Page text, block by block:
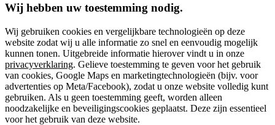
Wij hebben uw toestemming nodig.
Wij gebruiken cookies en vergelijkbare technologieën op deze
website zodat wij u alle informatie zo snel en eenvoudig mogelijk
kunnen tonen. Uitgebreide informatie hierover vindt u in onze
privacyverklaring. Gelieve toestemming te geven voor het gebruik
van cookies, Google Maps en marketingtechnologieën (bijv. voor
advertenties op Meta/Facebook), zodat u onze website volledig kunt
gebruiken. Als u geen toestemming geeft, worden alleen
noodzakelijke en beveiligingscookies geplaatst. Deze zijn essentieel
voor het gebruik van deze website.